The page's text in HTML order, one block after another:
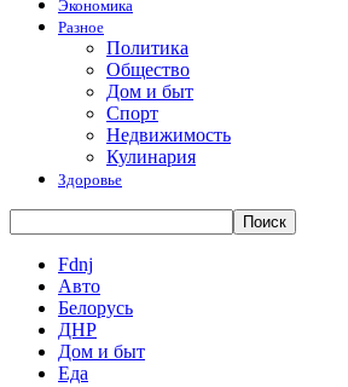
Экономика
Разное
Политика
Общество
Дом и быт
Спорт
Недвижимость
Кулинария
Здоровье
Fdnj
Авто
Белорусь
ДНР
Дом и быт
Еда